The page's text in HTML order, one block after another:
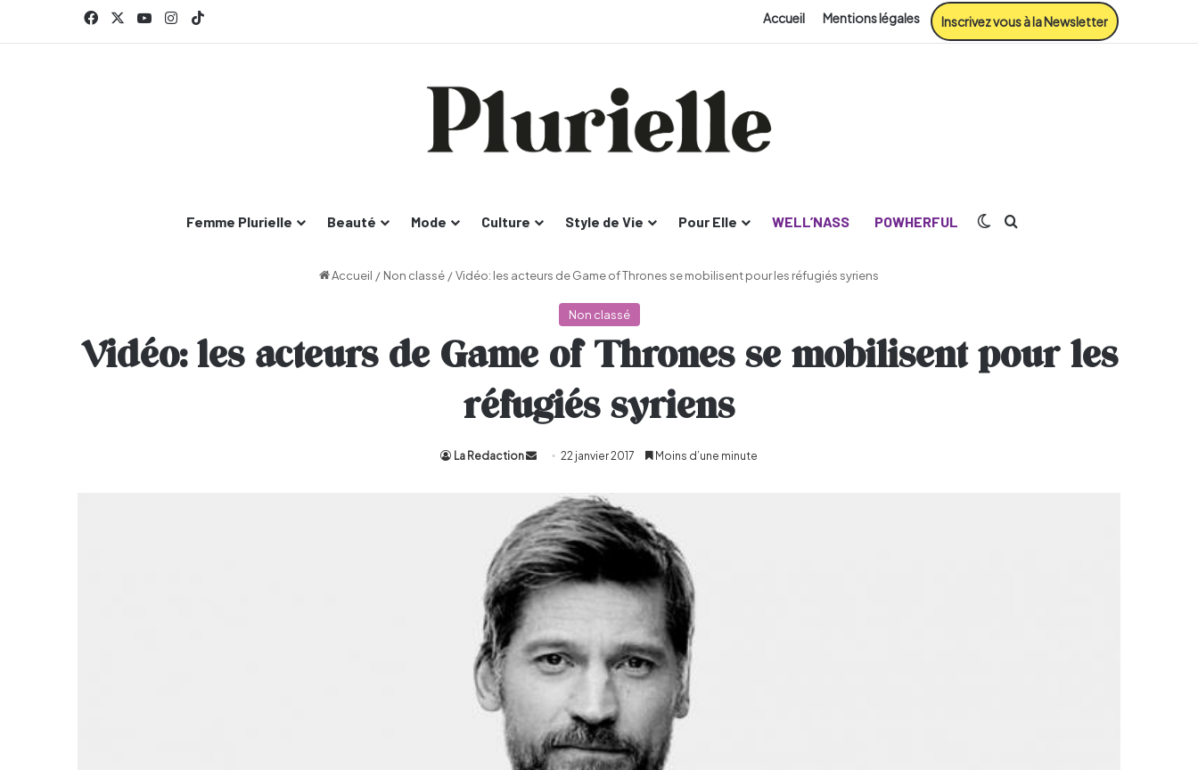
FacebookYouTubeInstagram Accueil Mentions légales Inscrivez vous à la Newsletter
Femme Plurielle Beauté Mode Culture Style de Vie Pour Elle WELL’NASS POWHERFUL Switch skin
Accueil / Non classé /Vidéo: les acteurs de Game of Thrones se mobilisent pour les réfugiés syriens
Non classé
Vidéo: les acteurs de Game of Thrones se mobilisent pour les
réfugiés syriens
La Redaction
Envoyer
courriel
22 janvier 2017 Moins d’une minute